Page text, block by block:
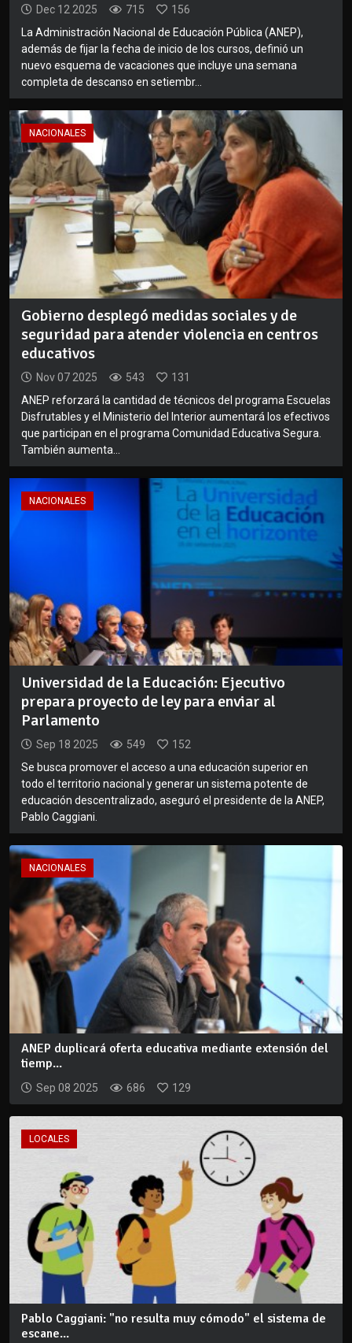
Dec 12 2025 715
156
La Administración Nacional de Educación Pública (ANEP),
además de fijar la fecha de inicio de los cursos, definió un
nuevo esquema de vacaciones que incluye una semana
completa de descanso en setiembr...
NACIONALES
Gobierno desplegó medidas sociales y de
seguridad para atender violencia en centros
educativos
Nov 07 2025 543
131
ANEP reforzará la cantidad de técnicos del programa Escuelas
Disfrutables y el Ministerio del Interior aumentará los efectivos
que participan en el programa Comunidad Educativa Segura.
También aumenta...
NACIONALES
Universidad de la Educación: Ejecutivo
prepara proyecto de ley para enviar al
Parlamento
Sep 18 2025 549
152
Se busca promover el acceso a una educación superior en
todo el territorio nacional y generar un sistema potente de
educación descentralizado, aseguró el presidente de la ANEP,
Pablo Caggiani.
NACIONALES
ANEP duplicará oferta educativa mediante extensión del
tiemp...
Sep 08 2025 686 129
LOCALES
Pablo Caggiani: "no resulta muy cómodo" el sistema de
escane...